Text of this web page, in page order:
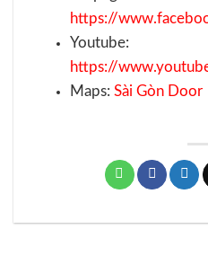
https://
Youtube:
https://
Maps: Sài Gòn Door